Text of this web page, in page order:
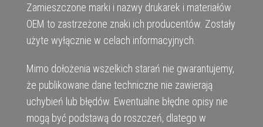
Zamieszczone marki i nazwy drukarek i materiałów
OEM to zastrzeżone znaki ich producentów. Zostały
użyte wyłącznie w celach informacyjnych.
Mimo dołożenia wszelkich starań nie gwarantujemy,
że publikowane dane techniczne nie zawierają
uchybień lub błędów. Ewentualne błędne opisy nie
mogą być podstawą do roszczeń, dlatego w